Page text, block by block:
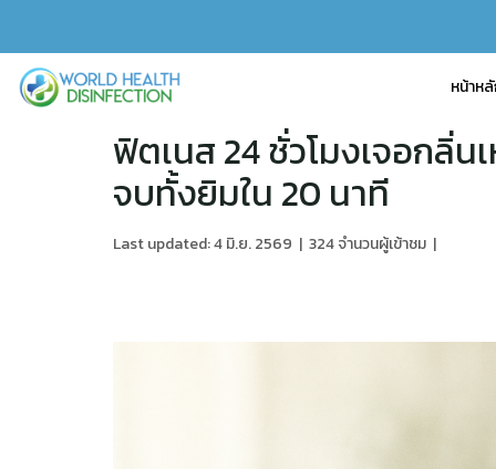
หน้าห
ฟิตเนส 24 ชั่วโมงเจอกลิ่น
จบทั้งยิมใน 20 นาที
Last updated: 4 มิ.ย. 2569 | 324 จำนวนผู้เข้าชม |